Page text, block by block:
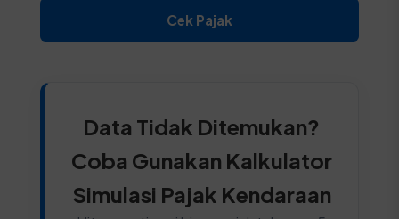
Cek Pajak
Data Tidak Ditemukan?
Coba Gunakan Kalkulator
Simulasi Pajak Kendaraan